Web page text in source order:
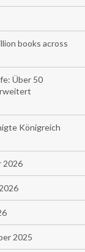
books across
Über 50
Königreich
2026
2025